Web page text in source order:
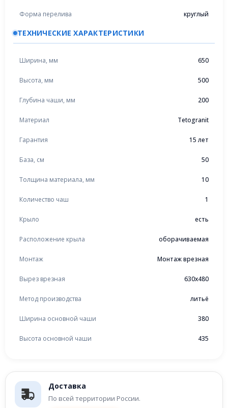
Доставка
По всей территории России.
Форма перелива круглый
ТЕХНИЧЕСКИЕ ХАРАКТЕРИСТИКИ
Ширина, мм 650
Высота, мм 500
Глубина чаши, мм 200
Материал Tetogranit
Гарантия 15 лет
База, см 50
Толщина материала, мм 10
Количество чаш 1
Крыло есть
Расположение крыла оборачиваемая
Монтаж Монтаж врезная
Вырез врезная 630x480
Метод производства литьё
Ширина основной чаши 380
Высота основной чаши 435